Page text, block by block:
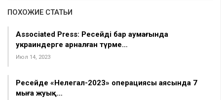
ПОХОЖИЕ СТАТЬИ
Associated Press: Ресейдің бар аумағында
украиндерге арналған түрме…
Июл 14, 2023
Ресейде «Нелегал-2023» операциясы аясында 7
мыңға жуық…